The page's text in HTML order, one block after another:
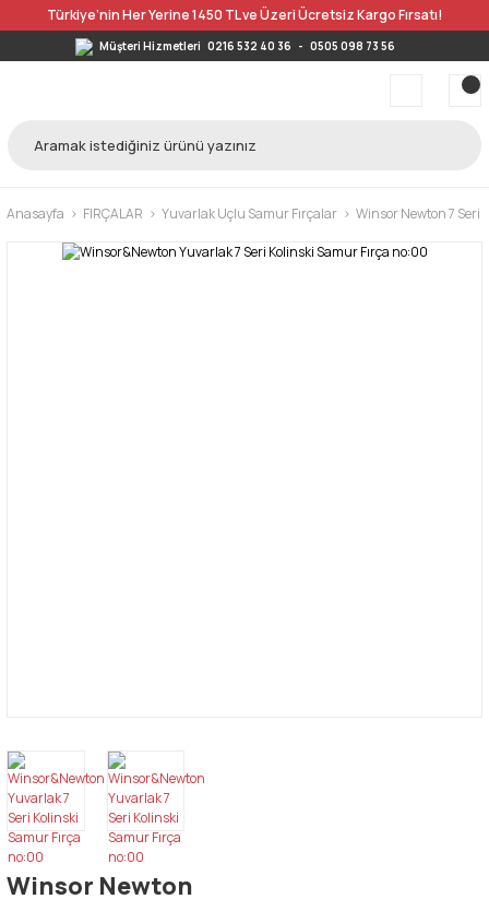
Türkiye’nin Her Yerine 1450 TL ve Üzeri Ücretsiz Kargo Fırsatı!
Müşteri Hizmetleri 0216 532 40 36 - 0505 098 73 56
Anasayfa FIRÇALAR Yuvarlak Uçlu Samur Fırçalar Winsor Newton 7 Seri
Winsor Newton